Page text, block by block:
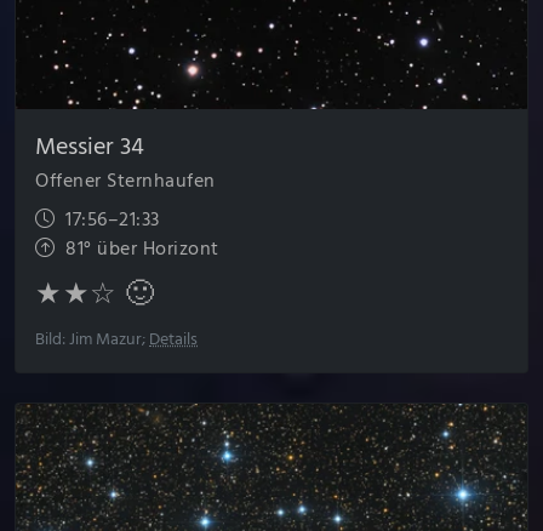
Messier 34
Offener Sternhaufen
17:56–21:33
81° über Horizont
★★☆ 🙂
Bild: Jim Mazur;Details